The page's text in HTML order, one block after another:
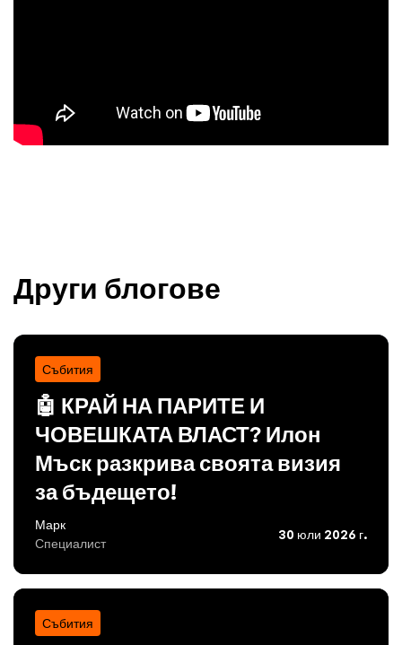
Други блогове
Събития
🤖 КРАЙ НА ПАРИТЕ И
ЧОВЕШКАТА ВЛАСТ? Илон
Мъск разкрива своята визия
за бъдещето!
Марк
Специалист
30 юли 2026 г.
Събития